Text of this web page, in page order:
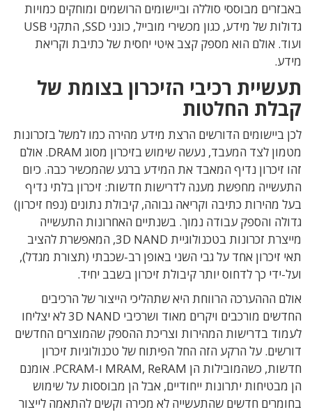
באבזרים מבוססי סוללה וביישומים הרושמים ומוחקים כמויות
גדולות של מידע, כגון מכשירי מובייל, כונני SSD, התקני USB
ועוד. אולם הוא מספק קצב איטי יחסית של כתיבת וקריאת
מידע.
תעשיית רכיבי הזיכרון בצומת של
קבלת החלטות
לכן ביישומים הדורשים הרצת מידע מהירה כמו למשל בזכרונות
מטמון לצד המעבד, נעשה שימוש בזיכרון מסוג DRAM. אולם
זהו זיכרון נדיף המאבד את המידע ברגע שהמכשיר כבה. כיום
התעשייה מחפשת מענה לדרישות חדשות: זיכרון בלתי נדיף
בעל מהירות כתיבה וקריאה גבוהה, קיבולת נתונים (נפח זיכרון)
גדולה והספק עבודה נמוך. בשנתיים האחרונות התעשייה
מייצרת זכרונות בטכנולוגיית 3D NAND, המאפשרת להציב
תאי זיכרון אחד על גבי השני באופן רב-שכבתי (תצורת מגדל),
ועל-ידי כך לדחוס יותר קיבולת זיכרון בשבב יחיד.
אולם הההערכה הרווחת היא שתהליכי הייצור של הרכיבים
החדשים מורכבים ויקרים מאוד ושרכיבי 3D NAND לא יצליחו
לעמוד בדרישות המהירות וצריכת ההספק שהמוצרים החדשים
דורשים. על הרקע הזה החל הפיתוח של טכנולוגיות זיכרון
חדשות, כשהמובילות הן MRAM, ReRAM ו-PCRAM. אומנם
הן מבטיחות יתרונות ייחודיים, אבל הן מבוססות על שימוש
בחומרים חדשים שהתעשייה לא מכירה וקשים להתאמה לייצור